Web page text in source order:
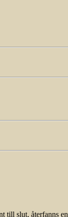
slut, återfanns